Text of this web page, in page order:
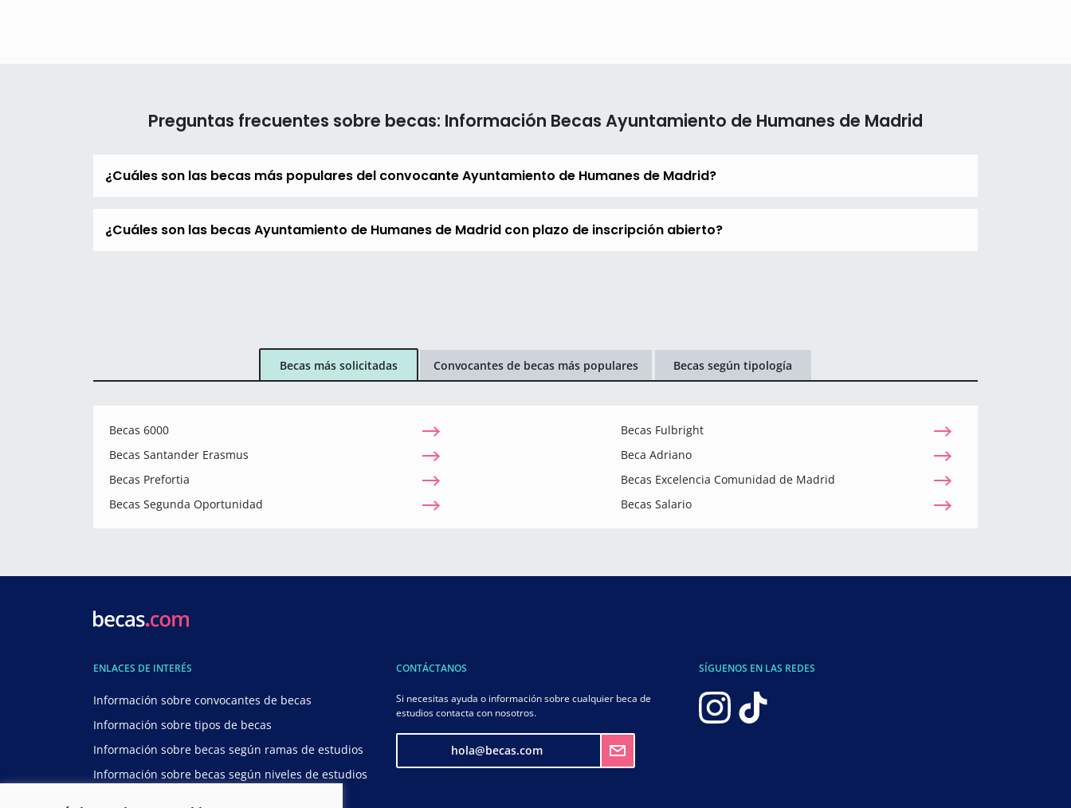
Preguntas frecuentes sobre becas: Información Becas Ayuntamiento de Humanes de Madrid
¿Cuáles son las becas más populares del convocante Ayuntamiento de Humanes de Madrid?
¿Cuáles son las becas Ayuntamiento de Humanes de Madrid con plazo de inscripción abierto?
Becas más solicitadas Convocantes de becas más populares Becas según tipología
Becas 6000
Becas Fulbright
Becas Santander Erasmus
Beca Adriano
Becas Prefortia
Becas Excelencia Comunidad de Madrid
Becas Segunda Oportunidad
Becas Salario
ENLACES DE INTERÉS
Información sobre convocantes de becas
Información sobre tipos de becas
Información sobre becas según ramas de estudios
Información sobre becas según niveles de estudios
CONTÁCTANOS
Si necesitas ayuda o información sobre cualquier beca de
estudios contacta con nosotros.
hola@becas.com
SÍGUENOS EN LAS REDES